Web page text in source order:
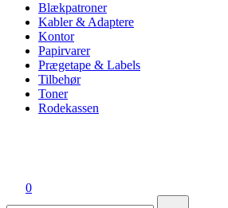
Blækpatroner
Kabler & Adaptere
Kontor
Papirvarer
Prægetape & Labels
Tilbehør
Toner
Rodekassen
0